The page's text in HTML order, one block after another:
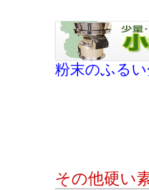
粉末のふる
その他硬い